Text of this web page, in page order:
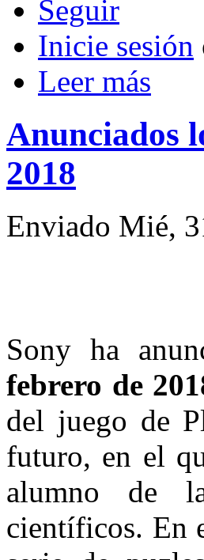
Inicie sesión
Leer más
Anunciados
2018
Enviado Mié,
Sony ha
febrero de
del juego de
futuro, en el
alumno de
científicos. En